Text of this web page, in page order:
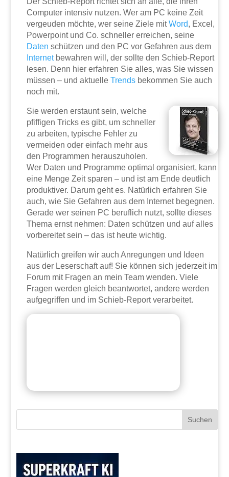
Computer intensiv nutzen. Wer am PC keine Zeit
vergeuden möchte, wer seine Ziele mitWord, Excel,
Powerpoint und Co. schneller erreichen, seine
Daten schützen und den PC vor Gefahren aus dem
Internetbewahren will, der sollte den Schieb-Report
lesen. Denn hier erfahren Sie alles, was Sie wissen
müssen – und aktuelleTrends bekommen Sie auch
noch mit.
Sie werden erstaunt sein, welche
pfiffigen Tricks es gibt, um schneller
zu arbeiten, typische Fehler zu
vermeiden oder einfach mehr aus
den Programmen herauszuholen.
Wer Daten und Programme optimal organisiert, kann
eine Menge Zeit sparen – und ist am Ende deutlich
produktiver. Darum geht es. Natürlich erfahren Sie
auch, wie Sie Gefahren aus dem Internet begegnen.
Gerade wer seinen PC beruflich nutzt, sollte dieses
Thema ernst nehmen: Daten schützen und auf alles
vorbereitet sein – das ist heute wichtig.
Natürlich greifen wir auch Anregungen und Ideen
aus der Leserschaft auf! Sie können sich jederzeit im
Forum mit Fragen an mein Team wenden. Viele
Fragen werden gleich beantwortet, andere werden
aufgegriffen und im Schieb-Report verarbeitet.